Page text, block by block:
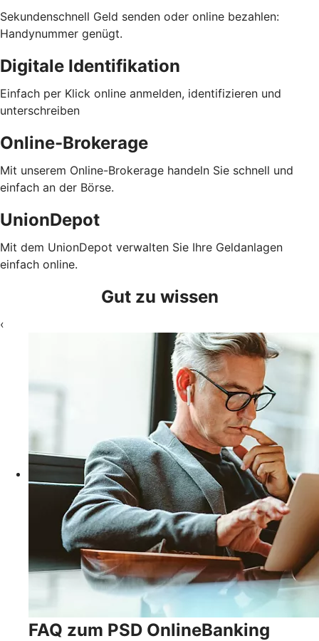
Sekundenschnell Geld senden oder online bezahlen:
Handynummer genügt.
Digitale Identifikation
Einfach per Klick online anmelden, identifizieren und
unterschreiben
Online-Brokerage
Mit unserem Online-Brokerage handeln Sie schnell und
einfach an der Börse.
UnionDepot
Mit dem UnionDepot verwalten Sie Ihre Geldanlagen
einfach online.
Gut zu wissen
‹
FAQ zum PSD OnlineBanking